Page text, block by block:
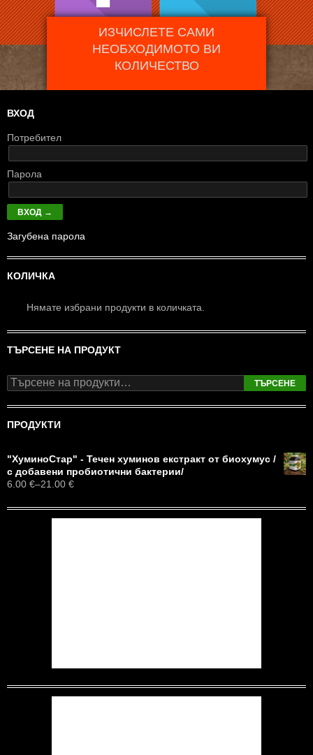
ИЗЧИСЛЕТЕ САМИ
НЕОБХОДИМОТО ВИ
КОЛИЧЕСТВО
ВХОД
Потребител
Парола
Загубена парола
КОЛИЧКА
Нямате избрани продукти в количката.
ТЪРСЕНЕ НА ПРОДУКТ
Т
ъ
р
с
е
е
з
а
ПРОДУКТИ
"ХуминоСтар" - Течен хуминов екстракт от биохумус /
с добавени пробиотични бактерии/
6.00 €–21.00 €